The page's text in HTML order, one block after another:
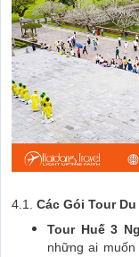
4.1. Các Gói Tour
Tour Huế 3
những ai